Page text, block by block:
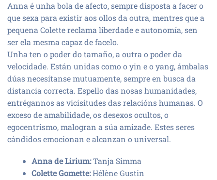
Anna é unha bola de afecto, sempre disposta a facer o
que sexa para existir aos ollos da outra, mentres que a
pequena Colette reclama liberdade e autonomía, sen
ser ela mesma capaz de facelo.
Unha ten o poder do tamaño, a outra o poder da
velocidade. Están unidas como o yin e o yang, ámbalas
dúas necesítanse mutuamente, sempre en busca da
distancia correcta. Espello das nosas humanidades,
entrégannos as vicisitudes das relacións humanas. O
exceso de amabilidade, os desexos ocultos, o
egocentrismo, malogran a súa amizade. Estes seres
cándidos emocionan e alcanzan o universal.
Anna de Lirium:Tanja Simma
Colette Gomette:Hélène Gustin